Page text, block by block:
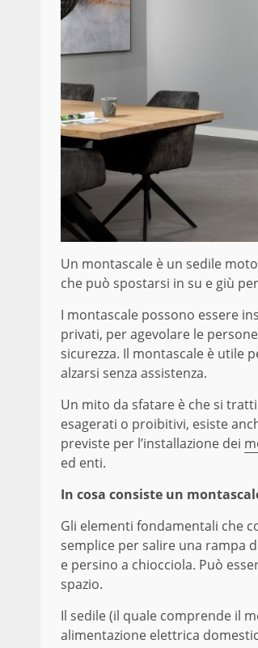
Un montascale è un sedile
che può spostarsi in su e giù
I montascale possono essere
privati, per agevolare le
sicurezza. Il montascale è utile
alzarsi senza assistenza.
Un mito da sfatare è che si
esagerati o proibitivi, esiste
previste per l’installazione dei
ed enti.
In cosa consiste un
Gli elementi fondamentali che
semplice per salire una rampa
e persino a chiocciola. Può
spazio.
Il sedile (il quale comprende il
alimentazione elettrica